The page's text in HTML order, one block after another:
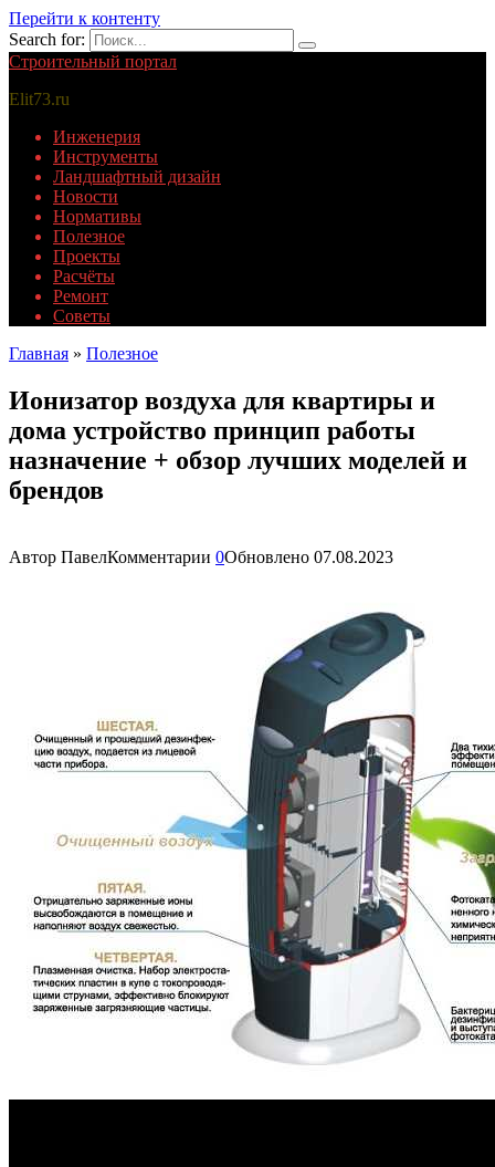
Перейти к контенту
Search for:
Строительный портал
Elit73.ru
Инженерия
Инструменты
Ландшафтный дизайн
Новости
Нормативы
Полезное
Проекты
Расчёты
Ремонт
Советы
Главная » Полезное
Ионизатор воздуха для квартиры и
дома устройство принцип работы
назначение + обзор лучших моделей и
брендов
Автор ПавелКомментарии 0Обновлено 07.08.2023